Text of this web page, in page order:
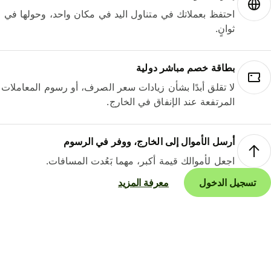
احتفظ بعملاتك في متناول اليد في مكان واحد، وحولها في
ثوانٍ.
بطاقة خصم مباشر دولية
لا تقلق أبدًا بشأن زيادات سعر الصرف، أو رسوم المعاملات
المرتفعة عند الإنفاق في الخارج.
أرسل الأموال إلى الخارج، ووفر في الرسوم
اجعل لأموالك قيمة أكبر، مهما بَعُدت المسافات.
تسجيل الدخول
معرفة المزيد